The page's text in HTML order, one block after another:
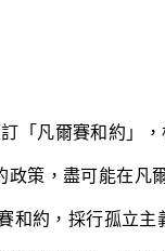
「凡爾賽和約」
政策，盡可能在凡
和約，採行孤立主